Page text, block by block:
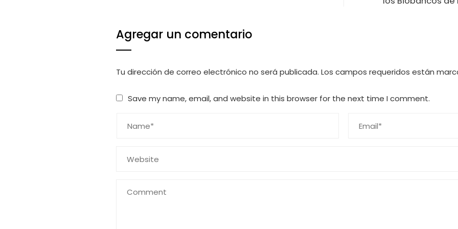
Agregar un comentario
Tu dirección de correo electrónico no será publicada. Los campos requeridos están
Save my name, email, and website in this browser for the next time I comment.